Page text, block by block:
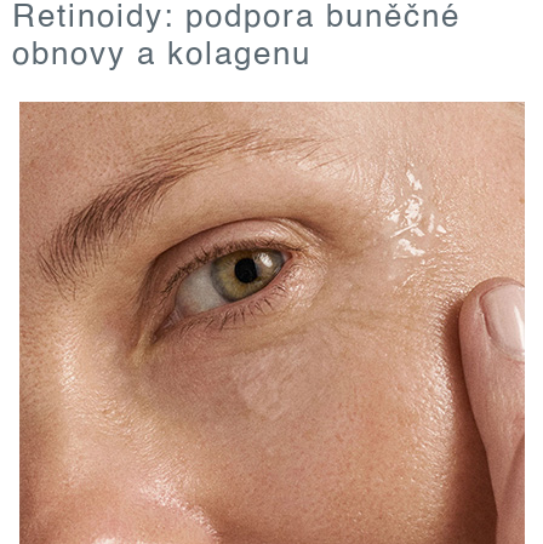
Retinoidy: podpora buněčné
obnovy a kolagenu